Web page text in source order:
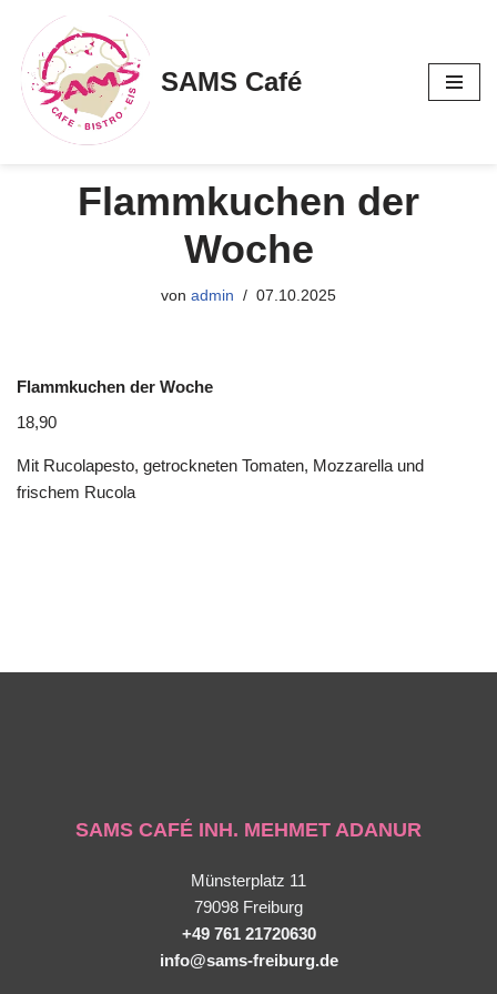
Zum
Inhalt
springen
SAMS Café
Flammkuchen der
Woche
von admin 07.10.2025
Flammkuchen der Woche
18,90
Mit Rucolapesto, getrockneten Tomaten, Mozzarella und
frischem Rucola
SAMS CAFÉ INH. MEHMET ADANUR
Münsterplatz 11
79098 Freiburg
+49 761 21720630
info@sams-freiburg.de